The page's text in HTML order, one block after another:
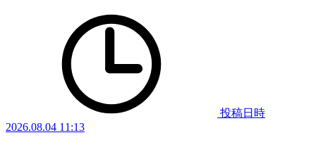
投稿日時
2026.08.04 11:13